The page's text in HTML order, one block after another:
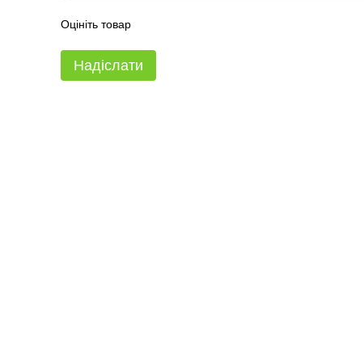
Оцініть товар
Надіслати